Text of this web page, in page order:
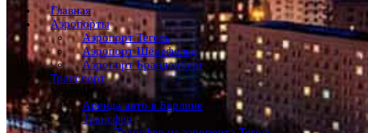
Главная
Аэропорты
Аэропорт Тегель
Аэропорт Шёнефельд
Аэропорт Бранденбург
Транспорт
Услуги
Аренда авто в Берлине
Трансфер